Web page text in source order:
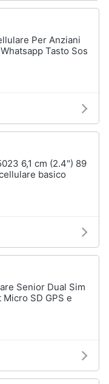
Per Anziani
Tasto Sos
6,1 cm (2.4") 89
basico
Senior Dual Sim
SD GPS e